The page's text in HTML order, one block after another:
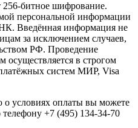
битное шифрование.
персональной информации
Введённая информация не
за исключением случаев,
РФ. Проведение
осуществляется в строгом
систем МИР, Visa
условиях оплаты вы можете
+7 (495) 134-34-70